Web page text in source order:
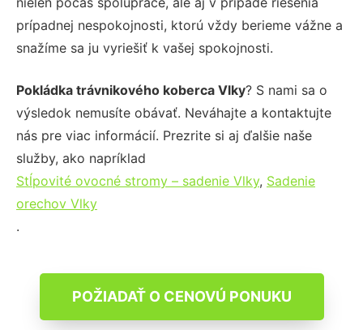
prípadnej nespokojnosti, ktorú vždy berieme vážne a
snažíme sa ju vyriešiť k vašej spokojnosti.
Pokládka trávnikového koberca Vlky? S nami sa o
výsledok nemusíte obávať. Neváhajte a kontaktujte
nás pre viac informácií. Prezrite si aj ďalšie naše
služby, ako napríklad
Stĺpovité ovocné stromy – sadenie Vlky, Sadenie
orechov Vlky
.
POŽIADAŤ O CENOVÚ PONUKU